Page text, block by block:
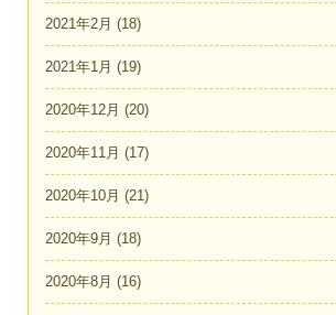
2021年2月 (18)
2021年1月 (19)
2020年12月 (20)
2020年11月 (17)
2020年10月 (21)
2020年9月 (18)
2020年8月 (16)